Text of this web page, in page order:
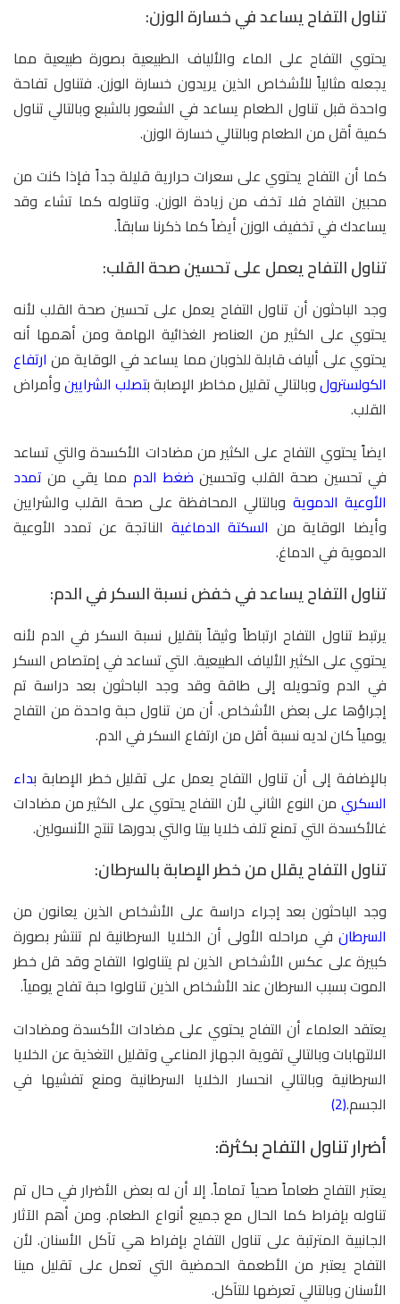
تناول التفاح يساعد في خسارة الوزن:
يحتوي التفاح على الماء والألياف الطبيعية بصورة طبيعية مما
يجعله مثالياً للأشخاص الذين يريدون خسارة الوزن. فتناول تفاحة
واحدة قبل تناول الطعام يساعد في الشعور بالشبع وبالتالي تناول
كمية أقل من الطعام وبالتالي خسارة الوزن.
كما أن التفاح يحتوي على سعرات حرارية قليلة جداً فإذا كنت من
محبين التفاح فلا تخف من زيادة الوزن. وتناوله كما تشاء وقد
يساعدك في تخفيف الوزن أيضاً كما ذكرنا سابقاً.
تناول التفاح يعمل على تحسين صحة القلب:
وجد الباحثون أن تناول التفاح يعمل على تحسين صحة القلب لأنه
يحتوي على الكثير من العناصر الغذائية الهامة ومن أهمها أنه
يحتوي على ألياف قابلة للذوبان مما يساعد في الوقاية من ارتفاع
الكولسترولوبالتالي تقليل مخاطر الإصابة بتصلب الشرايينوأمراض
القلب.
ايضاً يحتوي التفاح على الكثير من مضادات الأكسدة والتي تساعد
في تحسين صحة القلب وتحسينضغط الدم مما يقي من تمدد
الأوعية الدموية وبالتالي المحافظة على صحة القلب والشرايين
وأيضا الوقاية من السكتة الدماغية الناتجة عن تمدد الأوعية
الدموية في الدماغ.
تناول التفاح يساعد في خفض نسبة السكر في الدم:
يرتبط تناول التفاح ارتباطاً وثيقاً بتقليل نسبة السكر في الدم لأنه
يحتوي على الكثير الألياف الطبيعية. التي تساعد في إمتصاص السكر
في الدم وتحويله إلى طاقة وقد وجد الباحثون بعد دراسة تم
إجراؤها على بعض الأشخاص. أن من تناول حبة واحدة من التفاح
يومياً كان لديه نسبة أقل من ارتفاع السكر في الدم.
بالإضافة إلى أن تناول التفاح يعمل على تقليل خطر الإصابة بداء
السكري من النوع الثاني لأن التفاح يحتوي على الكثير من مضادات
غالأكسدة التي تمنع تلف خلايا بيتا والتي بدورها تنتج الأنسولين.
تناول التفاح يقلل من خطر الإصابة بالسرطان:
وجد الباحثون بعد إجراء دراسة على الأشخاص الذين يعانون من
السرطان في مراحله الأولى أن الخلايا السرطانية لم تنتشر بصورة
كبيرة على عكس الأشخاص الذين لم يتناولوا التفاح وقد قل خطر
الموت بسبب السرطان عند الأشخاص الذين تناولوا حبة تفاح يومياً.
يعتقد العلماء أن التفاح يحتوي على مضادات الأكسدة ومضادات
الالتهابات وبالتالي تقوية الجهاز المناعي وتقليل التغذية عن الخلايا
السرطانية وبالتالي انحسار الخلايا السرطانية ومنع تفشيها في
الجسم.(2)
أضرار تناول التفاح بكثرة:
يعتبر التفاح طعاماً صحياً تماماً. إلا أن له بعض الأضرار في حال تم
تناوله بإفراط كما الحال مع جميع أنواع الطعام. ومن أهم الآثار
الجانبية المترتبة على تناول التفاح بإفراط هي تآكل الأسنان. لأن
التفاح يعتبر من الأطعمة الحمضية التي تعمل على تقليل مينا
الأسنان وبالتالي تعرضها للتآكل.